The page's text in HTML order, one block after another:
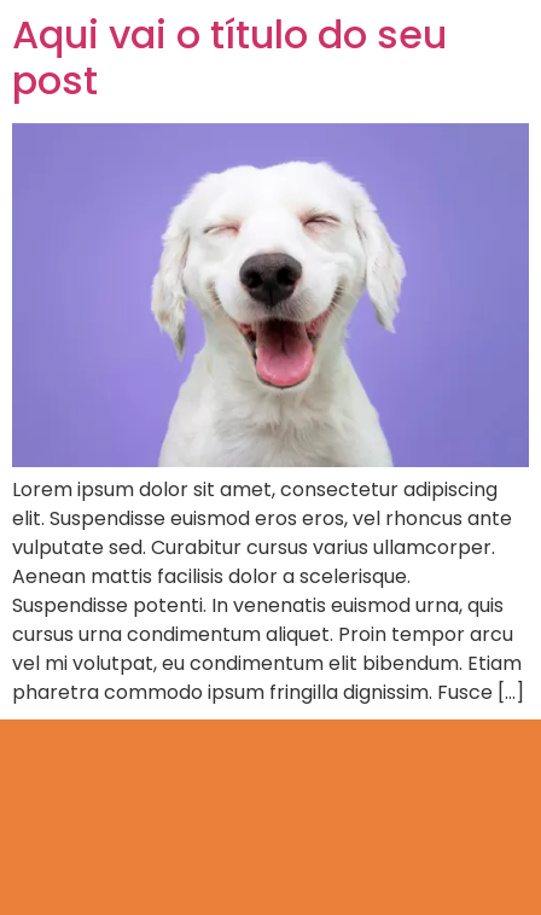
Aqui vai o título do seu
post
Lorem ipsum dolor sit amet, consectetur adipiscing
elit. Suspendisse euismod eros eros, vel rhoncus ante
vulputate sed. Curabitur cursus varius ullamcorper.
Aenean mattis facilisis dolor a scelerisque.
Suspendisse potenti. In venenatis euismod urna, quis
cursus urna condimentum aliquet. Proin tempor arcu
vel mi volutpat, eu condimentum elit bibendum. Etiam
pharetra commodo ipsum fringilla dignissim. Fusce […]